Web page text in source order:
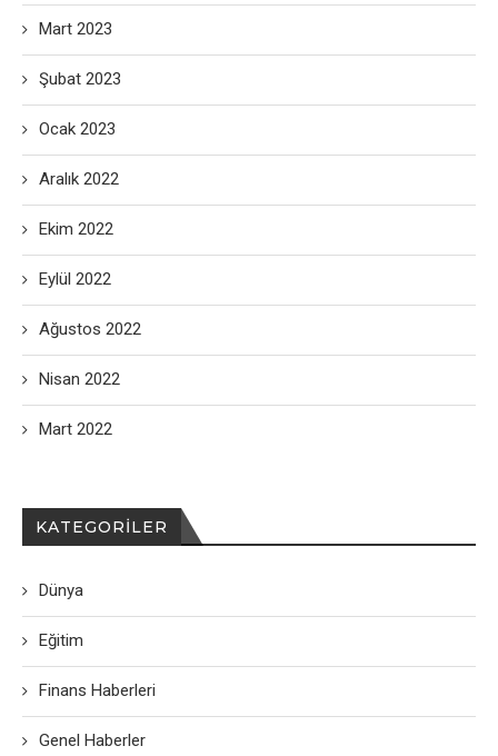
Mart 2023
Şubat 2023
Ocak 2023
Aralık 2022
Ekim 2022
Eylül 2022
Ağustos 2022
Nisan 2022
Mart 2022
KATEGORILER
Dünya
Eğitim
Finans Haberleri
Genel Haberler